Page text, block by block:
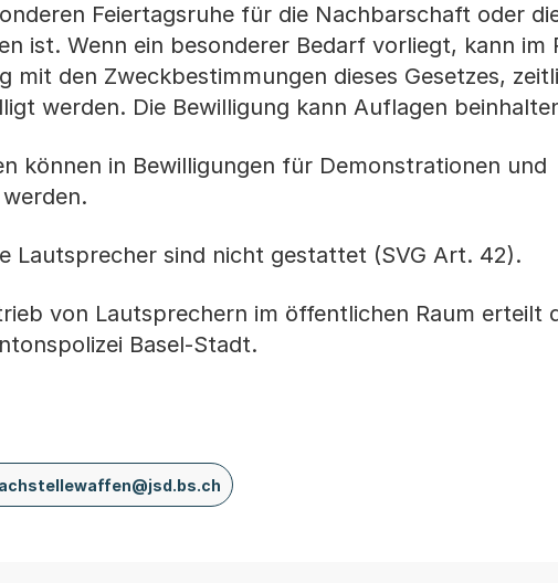
Feiertagsruhe für die Nachbarschaft oder
ist. Wenn ein besonderer Bedarf vorliegt, kann im
mit den Zweckbestimmungen dieses Gesetzes,
werden. Die Bewilligung kann Auflagen
können in Bewilligungen für Demonstrationen und
Lautsprecher sind nicht gestattet (SVG Art. 42).
von Lautsprechern im öffentlichen Raum erteilt
Basel-Stadt.